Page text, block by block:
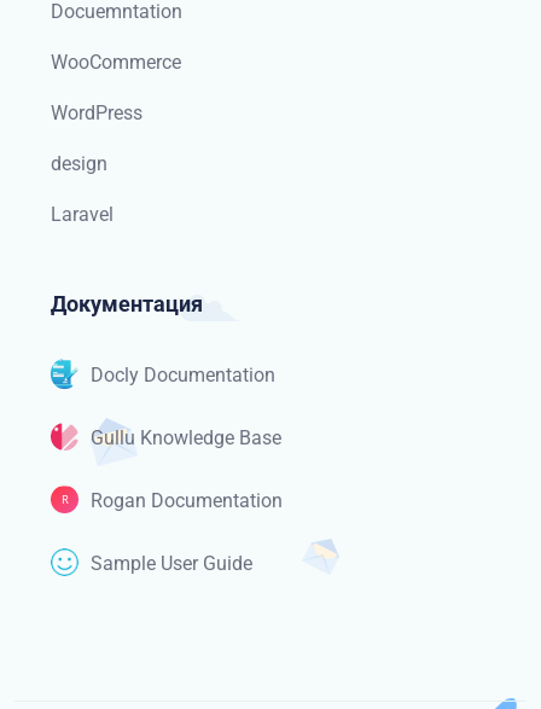
Docuemntation
WooCommerce
WordPress
design
Laravel
Документация
Docly Documentation
Gullu Knowledge Base
Rogan Documentation
Sample User Guide